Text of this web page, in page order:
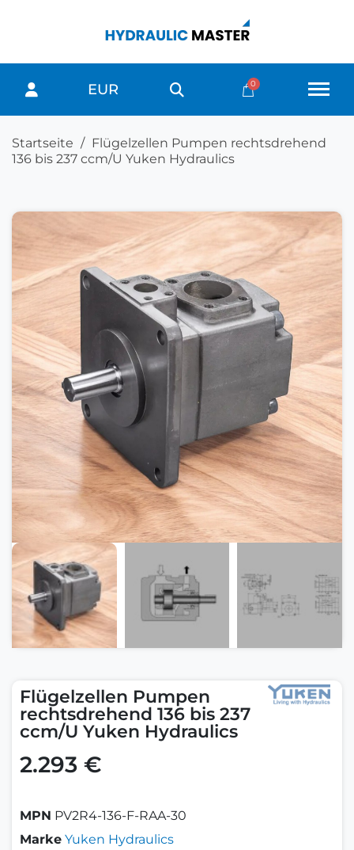
EUR
Startseite
Flügelzellen Pumpen rechtsdrehend
136 bis 237 ccm/U Yuken Hydraulics
Flügelzellen Pumpen
rechtsdrehend 136 bis 237
ccm/U Yuken Hydraulics
2.293 €
MPN PV2R4-136-F-RAA-30
Marke Yuken Hydraulics